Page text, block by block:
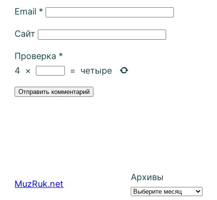
Email *
Сайт
Проверка *
4
× = четыре
MuzRuk.net
Архивы